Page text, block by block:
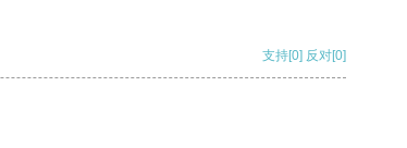
支持[0] 反对[0]